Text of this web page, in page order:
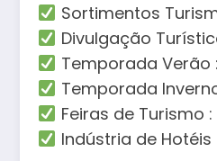
Sortimentos
Divulgação
Temporada Verão :
Temporada
Feiras de Turismo :
Indústria de Hotéis